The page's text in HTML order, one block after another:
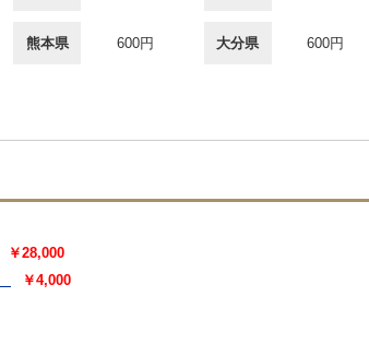
熊本県 600円 大分県 600円
￥28,000
￥4,000